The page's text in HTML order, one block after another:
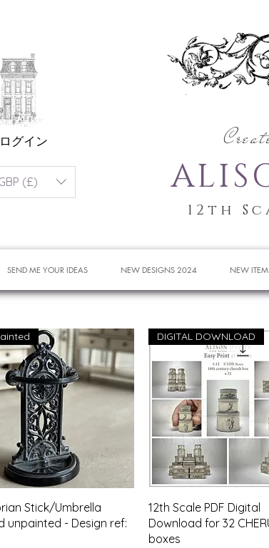
ログイン
(£)
12th
SEND ME YOUR IDEAS NEW DESIGNS 2024 NEW
クイックビュー
Stick/Umbrella
unpainted - Design ref:
クイックビュー
DIGITAL DOWNLOAD
12th Scale PDF Digital
Download for 32
boxes